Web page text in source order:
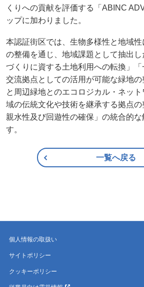
くりへの貢献を評価する「ABINC
ップに加わりました。
本認証街区では、生物多様性と地域
の整備を通じ、地域課題として抽出
づくりに資する土地利用への転換」
交流拠点としての活用が可能な緑地
と周辺緑地とのエコロジカル・ネッ
域の伝統文化や技術を継承する拠点
親水性及び回遊性の確保」の統合的な
す。
一覧へ戻る
個人情報の取扱い
サイトポリシー
クッキーポリシー